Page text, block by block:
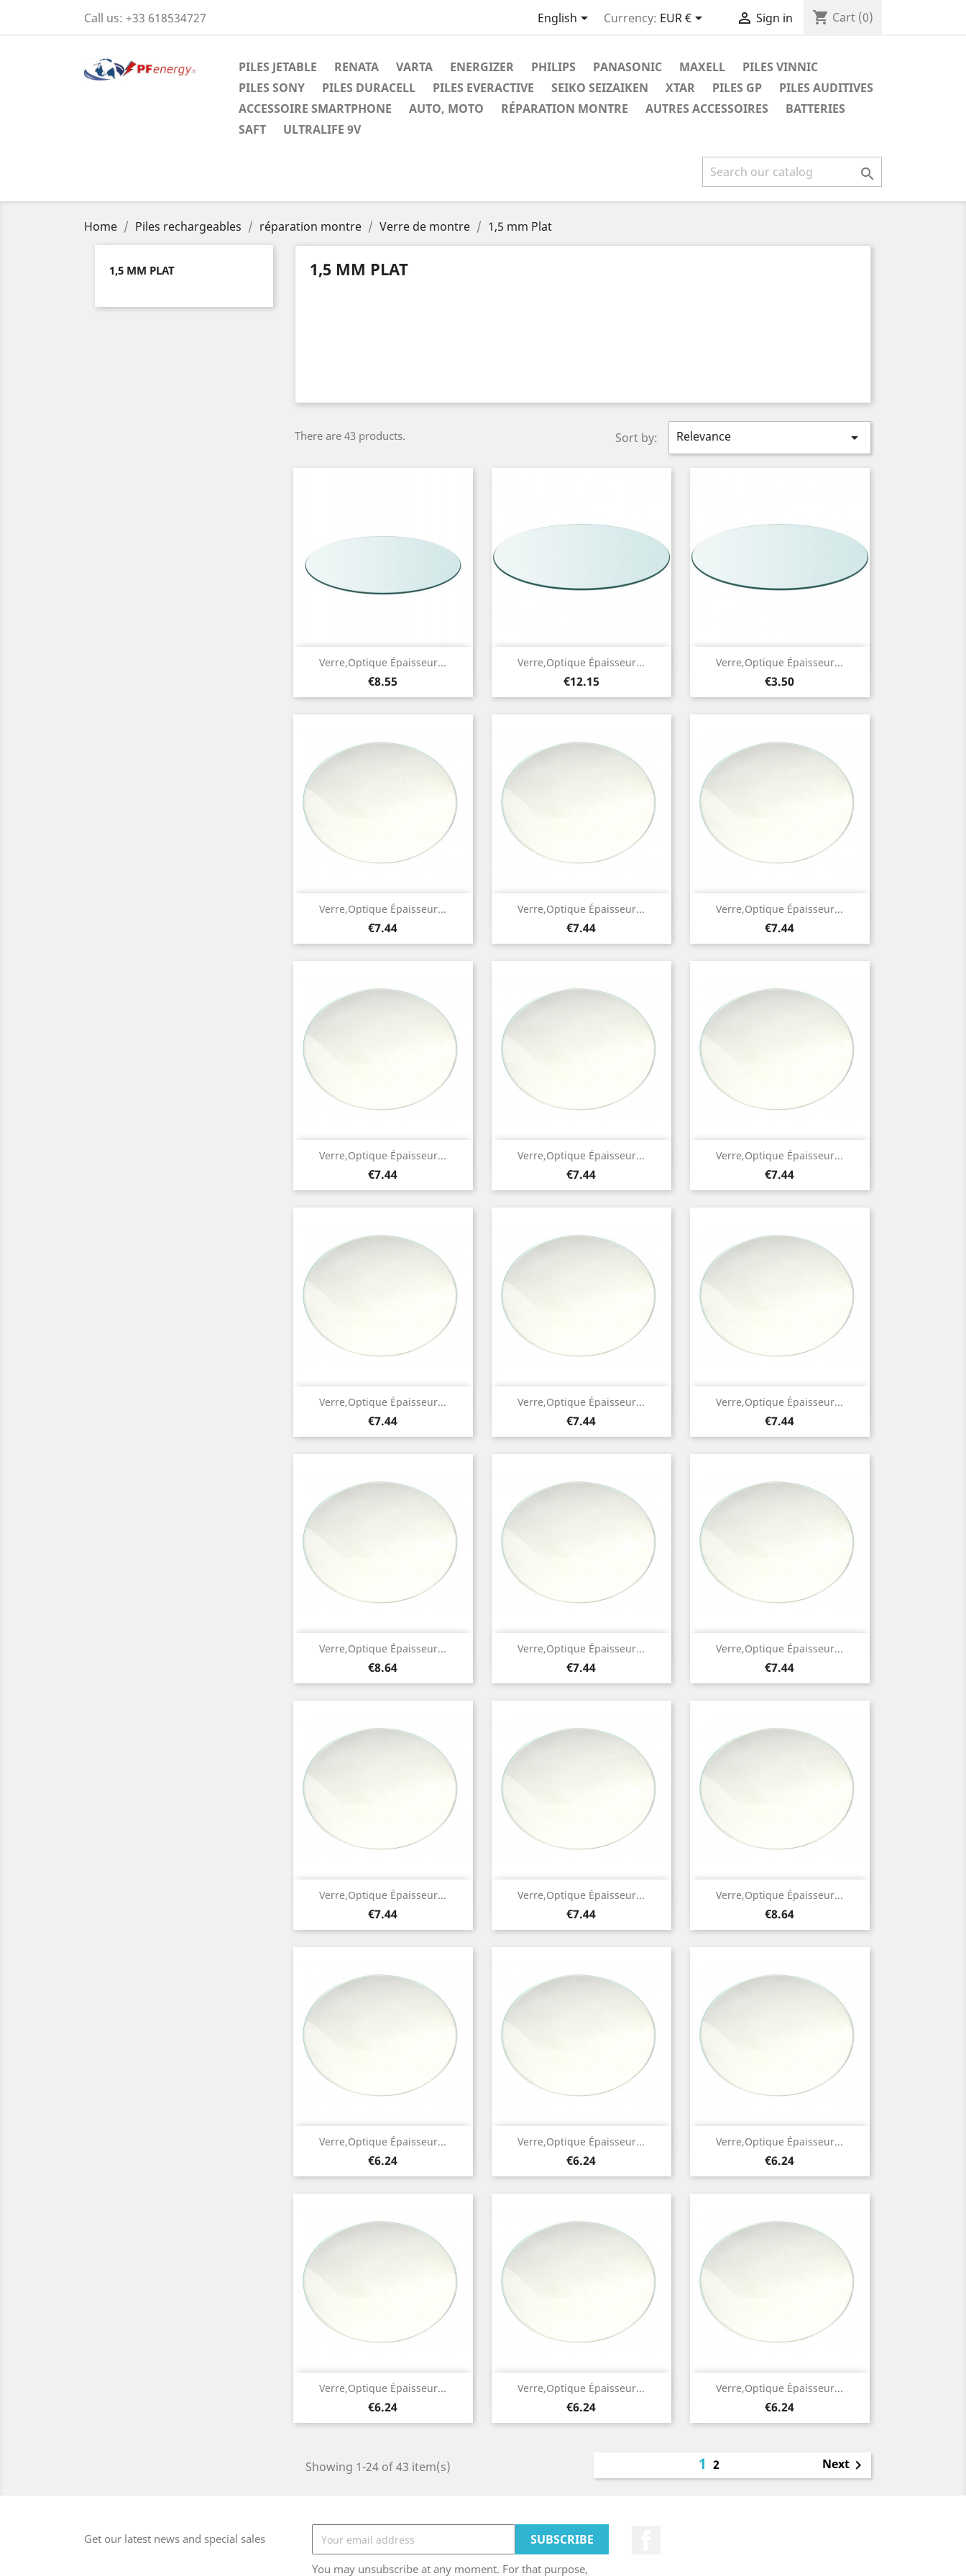
Call us: +33 618534727 English Currency: EUR €  Sign in shopping_cart Cart (0)
PILES JETABLE RENATA VARTA ENERGIZER PHILIPS PANASONIC MAXELL
PILES VINNIC
PILES SONY
PILES DURACELL PILES EVERACTIVE SEIKO SEIZAIKEN XTAR PILES GP
PILES AUDITIVES
ACCESSOIRE SMARTPHONE
AUTO, MOTO RÉPARATION MONTRE AUTRES ACCESSOIRES
BATTERIES
SAFT
ULTRALIFE 9V

Home Piles rechargeables réparation montre Verre de montre 1,5 mm Plat
1,5 MM PLAT 1,5 MM PLAT
There are 43 products. Sort by: Relevance 
Verre,optique Épaisseur...
Price
€8.55
Quick view Verre,optique Épaisseur...
Price
€12.15
Quick view Verre,optique Épaisseur...
Price
€3.50
Quick view
Verre,optique Épaisseur...
Price
€7.44
Quick view Verre,optique Épaisseur...
Price
€7.44
Quick view Verre,optique Épaisseur...
Price
€7.44
Quick view
Verre,optique Épaisseur...
Price
€7.44
Quick view Verre,optique Épaisseur...
Price
€7.44
Quick view Verre,optique Épaisseur...
Price
€7.44
Quick view
Verre,optique Épaisseur...
Price
€7.44
Quick view Verre,optique Épaisseur...
Price
€7.44
Quick view Verre,optique Épaisseur...
Price
€7.44
Quick view
Verre,optique Épaisseur...
Price
€8.64
Quick view Verre,optique Épaisseur...
Price
€7.44
Quick view Verre,optique Épaisseur...
Price
€7.44
Quick view
Verre,optique Épaisseur...
Price
€7.44
Quick view Verre,optique Épaisseur...
Price
€7.44
Quick view Verre,optique Épaisseur...
Price
€8.64
Quick view
Verre,optique Épaisseur...
Price
€6.24
Quick view Verre,optique Épaisseur...
Price
€6.24
Quick view Verre,optique Épaisseur...
Price
€6.24
Quick view
Verre,optique Épaisseur...
Price
€6.24
Quick view Verre,optique Épaisseur...
Price
€6.24
Quick view Verre,optique Épaisseur...
Price
€6.24
Quick view
Showing 1-24 of 43 item(s) 12 Next
Get our latest news and special sales
You may unsubscribe at any moment. For that purpose,